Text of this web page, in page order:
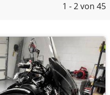
1 - 2von 45